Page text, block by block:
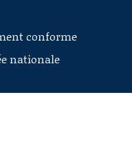
conforme
nationale